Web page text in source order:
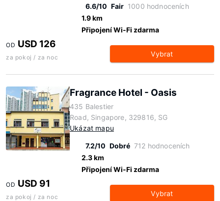
6.6/10 Fair 1000 hodnoceních
1.9 km
Připojení Wi-Fi zdarma
OD USD 126
za pokoj / za noc Vybrat
Fragrance Hotel - Oasis
435 Balestier
Road, Singapore, 329816, SG
Ukázat mapu
7.2/10 Dobré 712 hodnoceních
2.3 km
Připojení Wi-Fi zdarma
OD USD 91
za pokoj / za noc Vybrat